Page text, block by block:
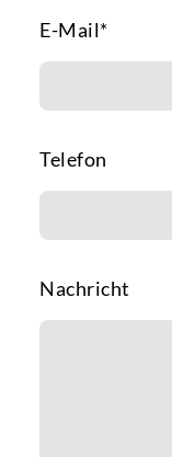
E-Mail*
Telefon
Nachricht